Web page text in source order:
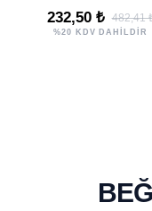
232,50 ₺ 482,41
%20 KDV DAHİLDİR